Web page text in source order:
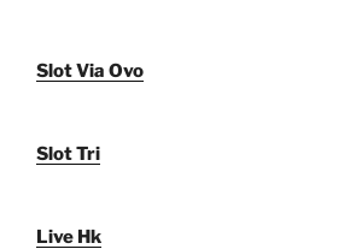
Slot Via Ovo
Slot Tri
Live Hk